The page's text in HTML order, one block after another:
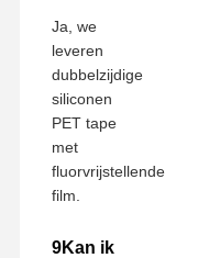
Ja, we
leveren
dubbelzijdige
siliconen
PET tape
met
fluorvrijstellende
film.
9Kan ik